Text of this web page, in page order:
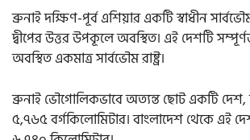
ব্রুনাই দক্ষিণ-পূর্ব এশিয়ার একটি স্বাধীন সার্বভৌম
দ্বীপের উত্তর উপকূলে অবস্থিত। এই দেশটি
অবস্থিত একমাত্র সার্বভৌম রাষ্ট্র।
ব্রুনাই ভৌগোলিকভাবে অত্যন্ত ছোট একটি
৫,৭৬৫ বর্গকিলোমিটার। বাংলাদেশ থেকে এই